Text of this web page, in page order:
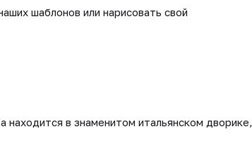
шаблонов или нарисовать свой
в знаменитом итальянском дворике,